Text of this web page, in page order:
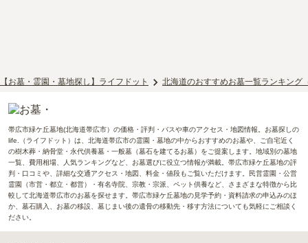
【お墓・霊園・墓地探し】ライフドット 北海道のおすすめお墓一覧ランキング
帯広市緑ケ丘墓地(北海道帯広市）の価格・評判・バスや車のアクセス・地図情報。お墓探しの
life.（ライフドット）は、北海道帯広市の霊園・墓地の中からおすすめのお墓や、ご自宅近く
の樹木葬・納骨堂・永代供養墓・一般墓（墓石を建てるお墓）をご提案します。地域別の墓地
一覧、費用相場、人気ランキングなど、お墓選びに役立つ情報が満載。帯広市緑ケ丘墓地の評
判・口コミや、詳細な交通アクセス・地図、料金・値段もご覧いただけます。民営霊園・公営
霊園（市営・都立・都営）・有名寺院、宗教・宗派、ペット供養など、さまざまな特徴から比
較して北海道帯広市のお墓を探せます。帯広市緑ケ丘墓地の見学予約・資料請求の申込みのほ
か、墓石購入、お墓の移設、墓じまい後の遺骨の移動先・移す方法についても気軽にご相談く
ださい。